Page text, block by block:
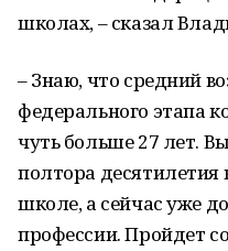
школах, – сказал
– Знаю, что средний
федерального этапа
чуть больше 27 лет.
полтора десятилетия
школе, а сейчас уже
профессии. Пройдет